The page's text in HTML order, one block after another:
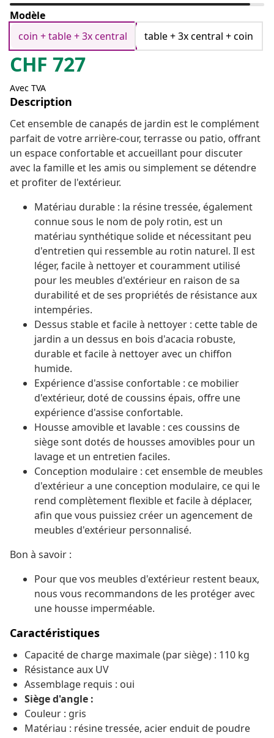
Modèle
coin + table + 3x central
table + 3x central + coin
CHF 727
Avec TVA
Description
Cet ensemble de canapés de jardin est le complément
parfait de votre arrière-cour, terrasse ou patio, offrant
un espace confortable et accueillant pour discuter
avec la famille et les amis ou simplement se détendre
et profiter de l'extérieur.
Matériau durable : la résine tressée, également
connue sous le nom de poly rotin, est un
matériau synthétique solide et nécessitant peu
d'entretien qui ressemble au rotin naturel. Il est
léger, facile à nettoyer et couramment utilisé
pour les meubles d'extérieur en raison de sa
durabilité et de ses propriétés de résistance aux
intempéries.
Dessus stable et facile à nettoyer : cette table de
jardin a un dessus en bois d'acacia robuste,
durable et facile à nettoyer avec un chiffon
humide.
Expérience d'assise confortable : ce mobilier
d'extérieur, doté de coussins épais, offre une
expérience d'assise confortable.
Housse amovible et lavable : ces coussins de
siège sont dotés de housses amovibles pour un
lavage et un entretien faciles.
Conception modulaire : cet ensemble de meubles
d'extérieur a une conception modulaire, ce qui le
rend complètement flexible et facile à déplacer,
afin que vous puissiez créer un agencement de
meubles d'extérieur personnalisé.
Bon à savoir :
Pour que vos meubles d'extérieur restent beaux,
nous vous recommandons de les protéger avec
une housse imperméable.
Caractéristiques
Capacité de charge maximale (par siège) : 110 kg
Résistance aux UV
Assemblage requis : oui
Siège d'angle :
Couleur : gris
Matériau : résine tressée, acier enduit de poudre